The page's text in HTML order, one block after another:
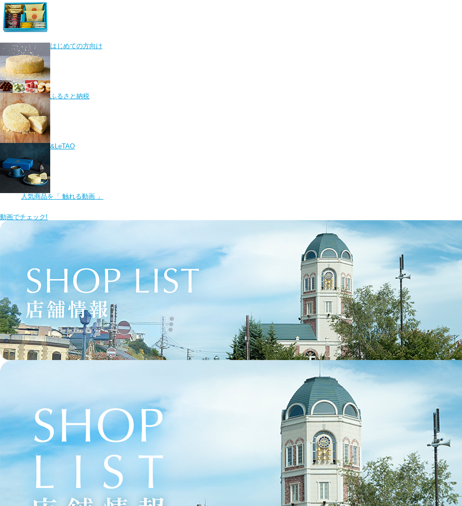
はじめての方向け
ふるさと納税
&LeTAO
人気商品を 「 触れる動画 」
動画でチェック!